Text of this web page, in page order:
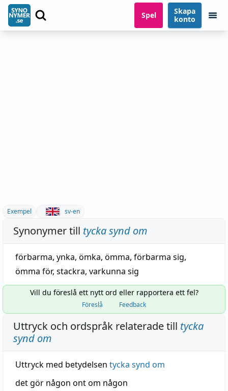
Spel
Skapa
konto
Exempel sv-en
Synonymer till tycka synd om
förbarma, ynka, ömka, ömma, förbarma sig,
ömma för, stackra, varkunna sig
Vill du föreslå ett nytt ord eller rapportera ett fel?
Föreslå Feedback
Uttryck och ordspråk relaterade till tycka
synd om
Uttryck med betydelsen tycka synd om
det gör någon ont om någon